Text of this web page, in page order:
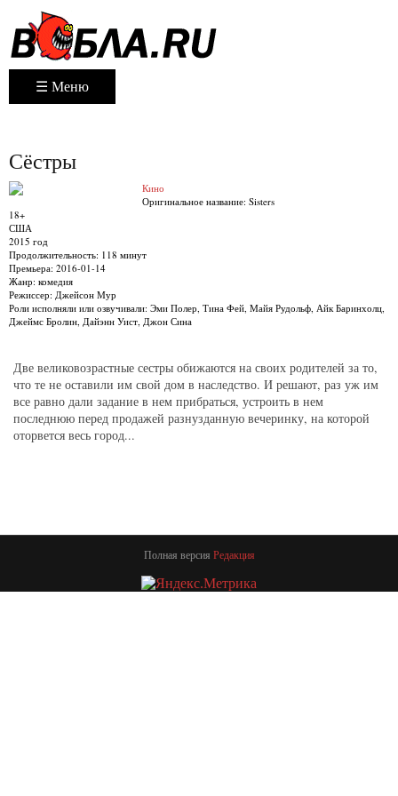
☰ Меню
Сёстры
Кино
Оригинальное название: Sisters
18+
США
2015 год
Продолжительность: 118 минут
Премьера: 2016-01-14
Жанр: комедия
Режиссер: Джейсон Мур
Роли исполняли или озвучивали: Эми Полер, Тина Фей, Майя Рудольф, Айк Баринхолц,
Джеймс Бролин, Дайэнн Уист, Джон Сина
Две великовозрастные сестры обижаются на своих родителей за то,
что те не оставили им свой дом в наследство. И решают, раз уж им
все равно дали задание в нем прибраться, устроить в нем
последнюю перед продажей разнузданную вечеринку, на которой
оторвется весь город...
Полная версия Редакция